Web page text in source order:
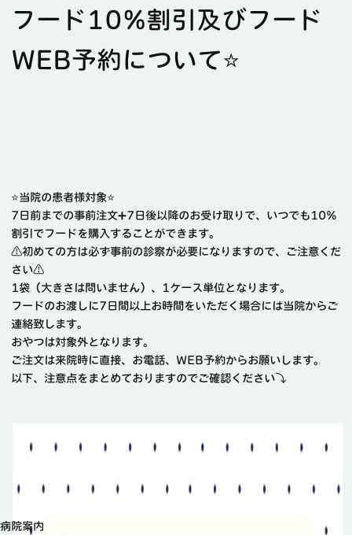
病院案内
フード10%割引及びフード
WEB予約について⭐️
⭐️当院の患者様対象⭐️
7日前までの事前注文➕7日後以降のお受け取りで、いつでも10%
割引でフードを購入することができます。
⚠️初めての方は必ず事前の診察が必要になりますので、ご注意くだ
さい⚠️
1袋（大きさは問いません）、1ケース単位となります。
フードのお渡しに7日間以上お時間をいただく場合には当院からご
連絡致します。
おやつは対象外となります。
ご注文は来院時に直接、お電話、WEB予約からお願いします。
以下、注意点をまとめておりますのでご確認ください⤵️